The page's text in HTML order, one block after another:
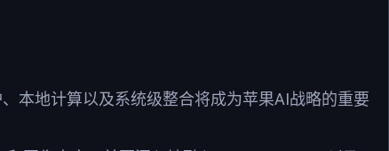
本地计算以及系统级整合将成为苹果AI战略的重要